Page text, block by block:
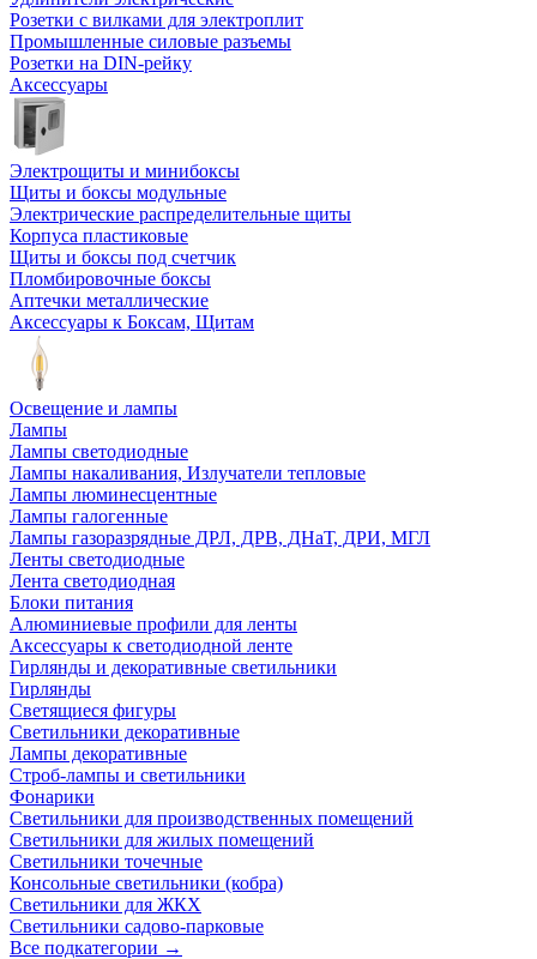
Розетки с вилками для электроплит
Промышленные силовые разъемы
Розетки на DIN-рейку
Аксессуары
Электрощиты и минибоксы
Щиты и боксы модульные
Электрические распределительные щиты
Корпуса пластиковые
Щиты и боксы под счетчик
Пломбировочные боксы
Аптечки металлические
Аксессуары к Боксам, Щитам
Освещение и лампы
Лампы
Лампы светодиодные
Лампы накаливания, Излучатели тепловые
Лампы люминесцентные
Лампы галогенные
Лампы газоразрядные ДРЛ, ДРВ, ДНаТ, ДРИ, МГЛ
Ленты светодиодные
Лента светодиодная
Блоки питания
Алюминиевые профили для ленты
Аксессуары к светодиодной ленте
Гирлянды и декоративные светильники
Гирлянды
Светящиеся фигуры
Светильники декоративные
Лампы декоративные
Строб-лампы и светильники
Фонарики
Светильники для производственных помещений
Светильники для жилых помещений
Светильники точечные
Консольные светильники (кобра)
Светильники для ЖКХ
Светильники садово-парковые
Все подкатегории →